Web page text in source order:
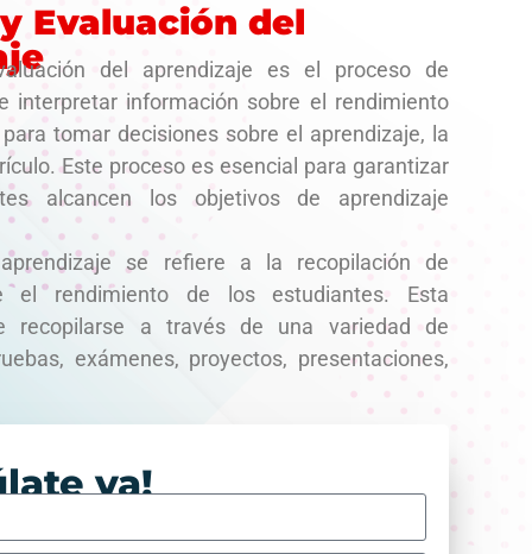
Evaluación del
del aprendizaje es el proceso de
interpretar información sobre el rendimiento
tomar decisiones sobre el aprendizaje, la
Este proceso es esencial para garantizar
alcancen los objetivos de aprendizaje
se refiere a la recopilación de
el rendimiento de los estudiantes. Esta
recopilarse a través de una variedad de
exámenes, proyectos, presentaciones,
ya!